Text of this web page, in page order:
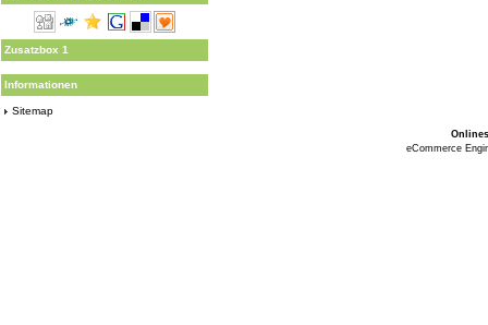
Zusatzbox 1
Informationen
Sitemap
eCommerce